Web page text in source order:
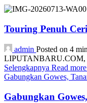
Touring Penuh
admin Posted on 4
LIPUTANBARU.COM,
Selengkapnya Read
Gabungkan Gowes,
Gabungkan